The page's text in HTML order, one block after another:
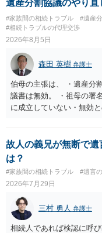
遺産分割協議のやり直
#家族間の相続トラブル #遺産
#相続トラブルの代理交渉
2026年8月5日
森田 英樹 弁護士
伯母の主張は、 ・遺産分
議書は無効。 ・祖母の
に成立していない・無効
たが父が祖母を自宅に引
亡くなったので、騙さ
債務不履行・詐欺という
ずれの主張も伯母が主張
ケースと思われます。伯
ので 伯母の出方を見なが
追及で対応に苦慮されて
いです。
故人の義兄が無断で
は？
#家族間の相続トラブル #遺言
2026年7月29日
三村 勇人 弁護士
相続人であれば検認に呼